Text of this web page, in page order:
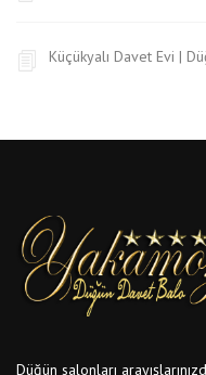
Küçükyalı Davet Evi |
Düğün salonları